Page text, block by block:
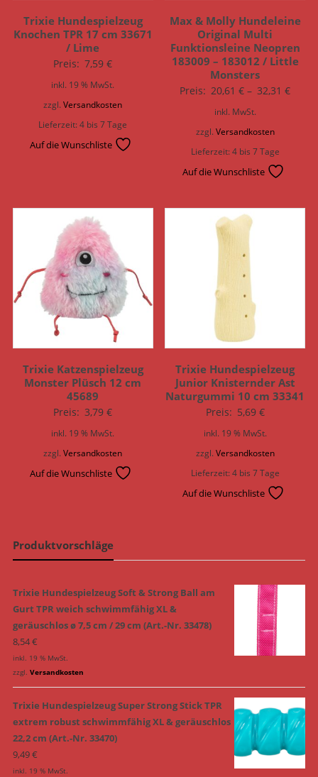
Trixie Hundespielzeug
Knochen TPR 17 cm 33671
/ Lime
Preis: 7,59€
inkl. 19 % MwSt.
zzgl.Versandkosten
Lieferzeit:4 bis 7 Tage
Auf die Wunschliste
Max & Molly Hundeleine
Original Multi
Funktionsleine Neopren
183009 – 183012 / Little
Monsters
Preis: 20,61€ – 32,31€
inkl. MwSt.
zzgl. Versandkosten
Lieferzeit:4 bis 7 Tage
Auf die Wunschliste
Trixie Katzenspielzeug
Monster Plüsch 12 cm
45689
Preis: 3,79€
inkl. 19 % MwSt.
zzgl.Versandkosten
Auf die Wunschliste
Trixie Hundespielzeug
Junior Knisternder Ast
Naturgummi 10 cm 33341
Preis: 5,69 €
inkl. 19 % MwSt.
zzgl. Versandkosten
Lieferzeit:4 bis 7 Tage
Auf die Wunschliste
Produktvorschläge
Trixie Hundespielzeug Soft & Strong Ball am
Gurt TPR weich schwimmfähig XL &
geräuschlos ø 7,5 cm / 29 cm (Art.-Nr. 33478)
8,54€
inkl. 19 % MwSt.
zzgl. Versandkosten
Trixie Hundespielzeug Super Strong Stick TPR
extrem robust schwimmfähig XL & geräuschlos
22,2 cm (Art.-Nr. 33470)
9,49€
inkl. 19 % MwSt.